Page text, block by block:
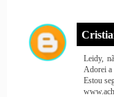
Leidy,
Adorei a
Estou